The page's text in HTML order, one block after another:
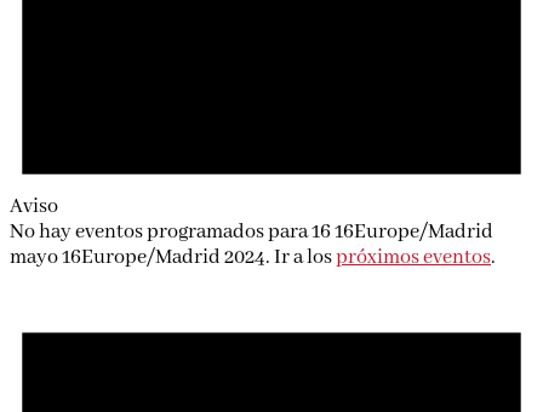
Aviso
No hay eventos programados para 16 16Europe/Madrid
mayo 16Europe/Madrid 2024. Ir a lospróximos eventos.